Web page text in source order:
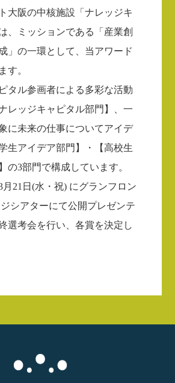
大阪の中核施設「ナレッジキ
、ミッションである
「産業創
」の一環として、当アワード
す。
タル参画者による多彩な活動
レッジキャピタル部門】、一
に未来の仕事についてアイデ
生アイデア部門】・
【高校生
の3部門で構成しています。
21日(水・祝) にグランフロン
シアターにて公開プレゼンテ
選考会を行い、各賞を決定し